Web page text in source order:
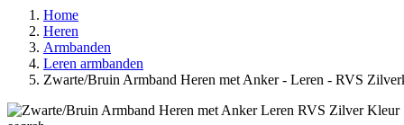
Home
Heren
Armbanden
Leren armbanden
Zwarte/Bruin Armband Heren met Anker - Leren - RVS